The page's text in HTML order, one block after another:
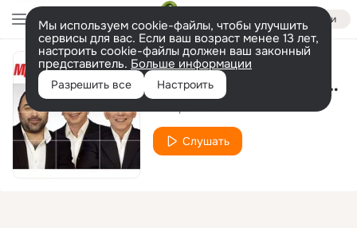
Войти
Мы используем cookie-файлы, чтобы улучшить
сервисы для вас. Если ваш возраст менее 13 лет,
настроить cookie-файлы должен ваш законный
представитель. Больше информации
Разрешить все Настроить Всё сначала (1995г. Студийная запись Евгений Маргулис)
Слушать